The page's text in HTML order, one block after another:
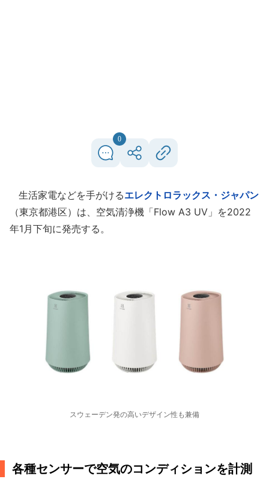
0
生活家電などを手がけるエレクトロラックス・ジャパン
（東京都港区）は、空気清浄機「Flow A3 UV」を2022
年1月下旬に発売する。
スウェーデン発の高いデザイン性も兼備
各種センサーで空気のコンディションを計測